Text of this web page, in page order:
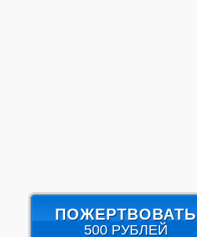
ПОЖЕРТВОВАТЬ
500 РУБЛЕЙ